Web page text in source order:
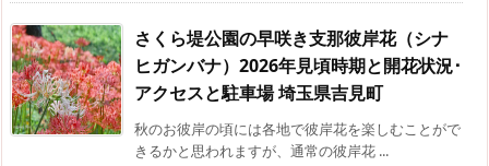
さくら堤公園の早咲き支那彼岸花（シナ
ヒガンバナ）2026年見頃時期と開花状況･
アクセスと駐車場 埼玉県吉見町
秋のお彼岸の頃には各地で彼岸花を楽しむことがで
きるかと思われますが、通常の彼岸花 ...